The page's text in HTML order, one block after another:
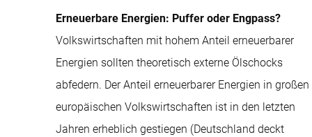
Erneuerbare Energien: Puffer oder Engpass?
Volkswirtschaften mit hohem Anteil erneuerbarer
Energien sollten theoretisch externe Ölschocks
abfedern. Der Anteil erneuerbarer Energien in großen
europäischen Volkswirtschaften ist in den letzten
Jahren erheblich gestiegen (Deutschland deckt